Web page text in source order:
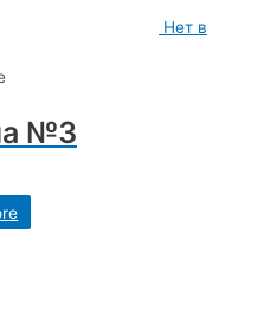
Нет в
№3